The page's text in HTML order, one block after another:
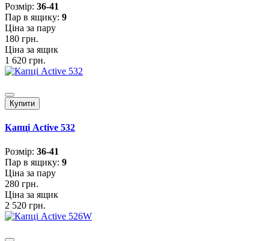
Розмiр: 36-41
Пар в ящику: 9
Ціна за пару
180 грн.
Ціна за ящик
1 620 грн.
Купити
Капці Active 532
Розмiр: 36-41
Пар в ящику: 9
Ціна за пару
280 грн.
Ціна за ящик
2 520 грн.